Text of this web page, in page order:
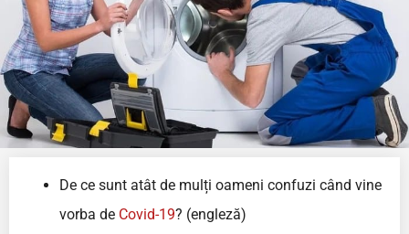
De ce sunt atât de mulți oameni confuzi când vine
vorba de Covid-19? (engleză)